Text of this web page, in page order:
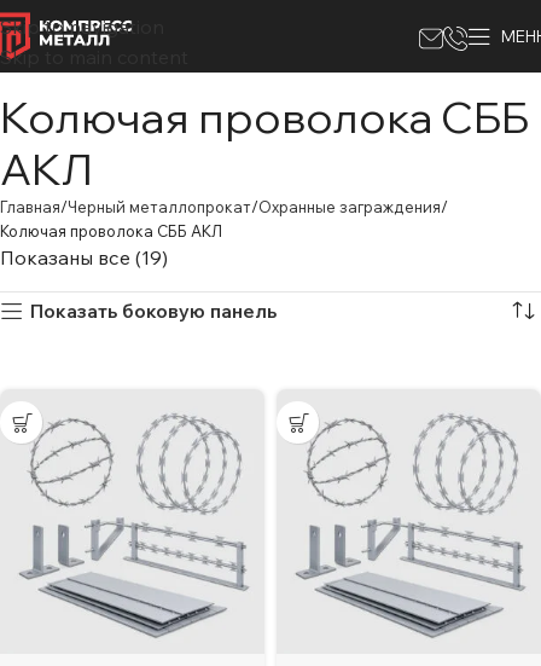
Skip to navigation
Skip to main content
Колючая проволока СББ
АКЛ
Главная Черный металлопрокат Охранные заграждения
Колючая проволока СББ АКЛ
Показаны все (19)
Показать боковую панель